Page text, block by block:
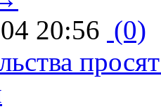
20:56 (0)